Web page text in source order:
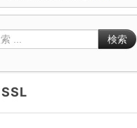
検索